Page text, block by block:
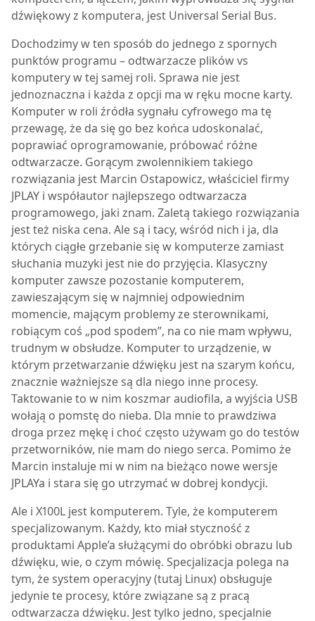
dźwiękowy z komputera, jest Universal Serial Bus.
Dochodzimy w ten sposób do jednego z spornych
punktów programu – odtwarzacze plików vs
komputery w tej samej roli. Sprawa nie jest
jednoznaczna i każda z opcji ma w ręku mocne karty.
Komputer w roli źródła sygnału cyfrowego ma tę
przewagę, że da się go bez końca udoskonalać,
poprawiać oprogramowanie, próbować różne
odtwarzacze. Gorącym zwolennikiem takiego
rozwiązania jest Marcin Ostapowicz, właściciel firmy
JPLAY i współautor najlepszego odtwarzacza
programowego, jaki znam. Zaletą takiego rozwiązania
jest też niska cena. Ale są i tacy, wśród nich i ja, dla
których ciągłe grzebanie się w komputerze zamiast
słuchania muzyki jest nie do przyjęcia. Klasyczny
komputer zawsze pozostanie komputerem,
zawieszającym się w najmniej odpowiednim
momencie, mającym problemy ze sterownikami,
robiącym coś „pod spodem”, na co nie mam wpływu,
trudnym w obsłudze. Komputer to urządzenie, w
którym przetwarzanie dźwięku jest na szarym końcu,
znacznie ważniejsze są dla niego inne procesy.
Taktowanie to w nim koszmar audiofila, a wyjścia USB
wołają o pomstę do nieba. Dla mnie to prawdziwa
droga przez mękę i choć często używam go do testów
przetworników, nie mam do niego serca. Pomimo że
Marcin instaluje mi w nim na bieżąco nowe wersje
JPLAYa i stara się go utrzymać w dobrej kondycji.
Ale i X100L jest komputerem. Tyle, że komputerem
specjalizowanym. Każdy, kto miał styczność z
produktami Apple’a służącymi do obróbki obrazu lub
dźwięku, wie, o czym mówię. Specjalizacja polega na
tym, że system operacyjny (tutaj Linux) obsługuje
jedynie te procesy, które związane są z pracą
odtwarzacza dźwięku. Jest tylko jedno, specjalnie